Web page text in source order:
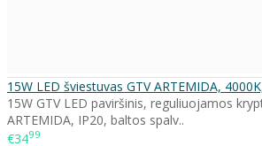
15W LED šviestuvas GTV ARTEMIDA,
15W GTV LED paviršinis, reguliuojamos
ARTEMIDA, IP20, baltos spalv..
€3499